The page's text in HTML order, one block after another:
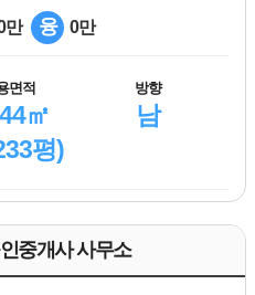
만 융 0만
면적
㎡
평)
방향
남
중개사 사무소